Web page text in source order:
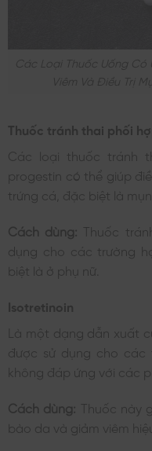
Các Loại Thuốc Uống Có
Viêm Và Điều Trị
Thuốc tránh thai phối
Các loại thuốc tránh
progestin có thể giúp
trứng cá, đặc biệt là
Cách dùng: Thuốc
dụng cho các trường
biệt là ở phụ nữ.
Isotretinoin
Là một dạng dẫn xuất
được sử dụng cho
không đáp ứng với các
Cách dùng: Thuốc này
bào da và giảm viêm